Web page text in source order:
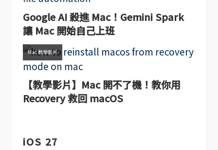
Google AI 殺進 Mac！Gemini Spark
讓 Mac 開始自己上班
Mac 教學影片
【教學影片】Mac 開不了機！教你用
Recovery 救回 macOS
iOS 27